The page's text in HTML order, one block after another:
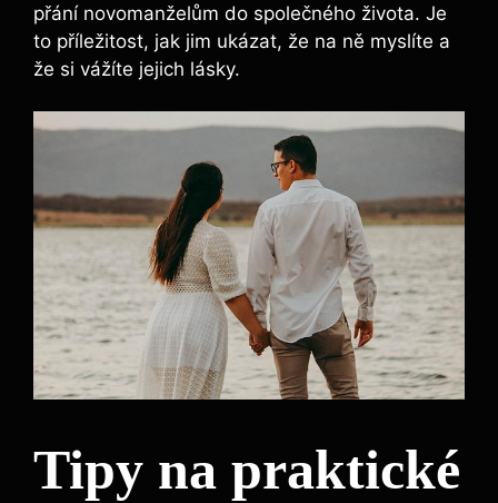
přání novomanželům do společného života. Je
to příležitost, jak jim ukázat, že na ně myslíte a
že si vážíte jejich lásky.
Tipy na praktické